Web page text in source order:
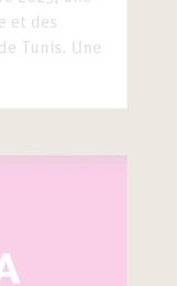
et des
Tunis. Une